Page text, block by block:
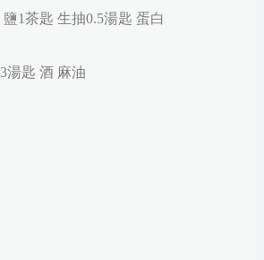
1茶匙 生抽0.5湯匙 蛋白
湯匙 酒 麻油